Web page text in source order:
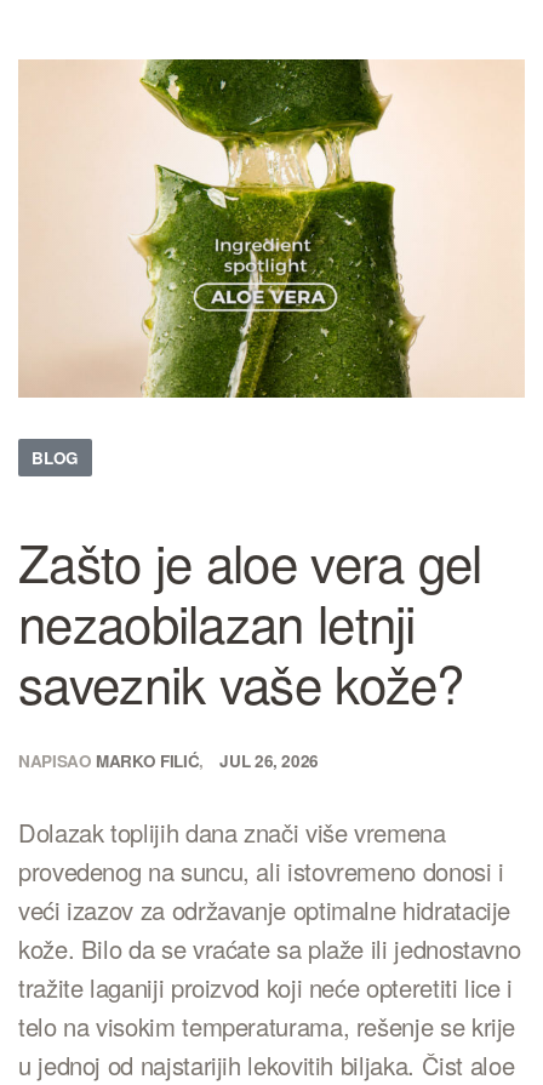
BLOG
Zašto je aloe vera gel
nezaobilazan letnji
saveznik vaše kože?
NAPISAO MARKO FILIĆ JUL 26, 2026
Dolazak toplijih dana znači više vremena
provedenog na suncu, ali istovremeno donosi i
veći izazov za održavanje optimalne hidratacije
kože. Bilo da se vraćate sa plaže ili jednostavno
tražite laganiji proizvod koji neće opteretiti lice i
telo na visokim temperaturama, rešenje se krije
u jednoj od najstarijih lekovitih biljaka. Čist aloe